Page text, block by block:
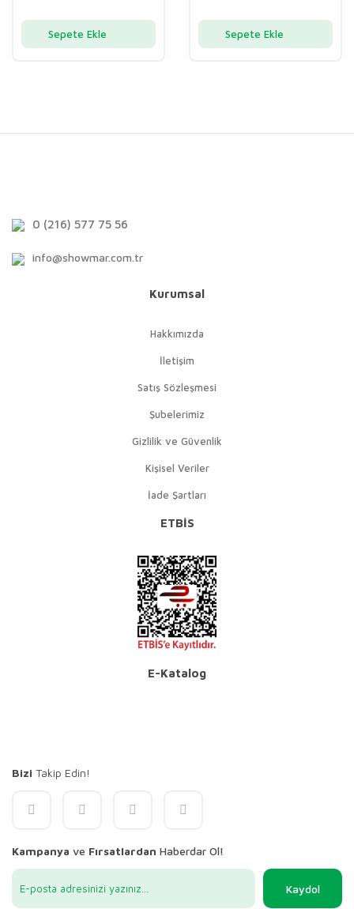
Sepete Ekle Sepete Ekle
0 (216) 577 75 56
info@showmar.com.tr
Kurumsal
Hakkımızda
İletişim
Satış Sözleşmesi
Şubelerimiz
Gizlilik ve Güvenlik
Kişisel Veriler
İade Şartları
ETBİS
E-Katalog
Bizi Takip Edin!
Kampanya ve Fırsatlardan Haberdar Ol!
Kaydol